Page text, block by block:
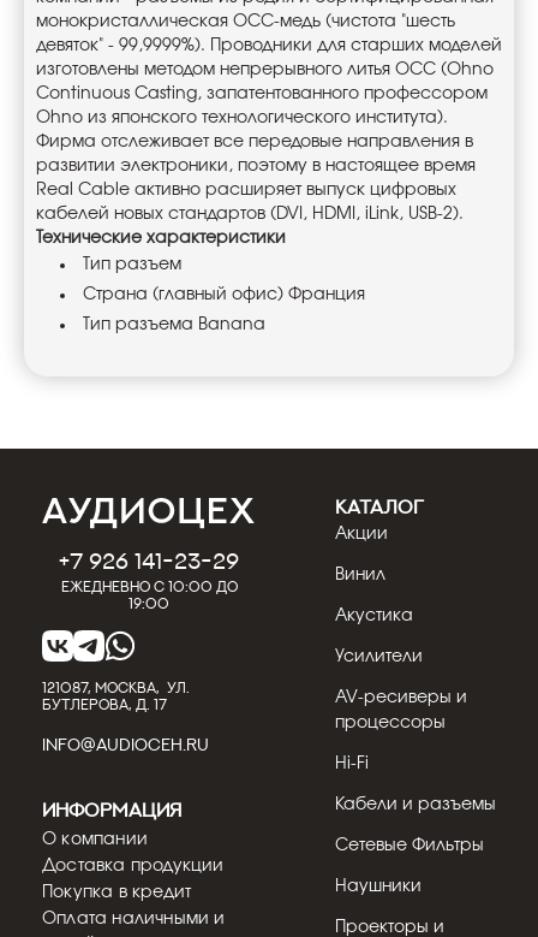
монокристаллическая OCC-медь (чистота "шесть
девяток" - 99,9999%). Проводники для старших моделей
изготовлены методом непрерывного литья OCC (Ohno
Continuous Casting, запатентованного профессором
Ohno из японского технологического института).
Фирма отслеживает все передовые направления в
развитии электроники, поэтому в настоящее время
Real Cable активно расширяет выпуск цифровых
кабелей новых стандартов (DVI, HDMI, iLink, USB-2).
Технические характеристики
Тип разъем
Страна (главный офис) Франция
Тип разъема Banana
+7 926 141-23-29
Ежедневно с 10:00 до
19:00
121087, МОСКВА, УЛ.
БУТЛЕРОВА, Д. 17
INFO@AUDIOCEH.RU
КАТАЛОГ
Акции
Винил
Акустика
Усилители
AV-ресиверы и
процессоры
Hi-Fi
Кабели и разъемы
Сетевые Фильтры
Наушники
Проекторы и
Информация
О компании
Доставка продукции
Покупка в кредит
Оплата наличными и